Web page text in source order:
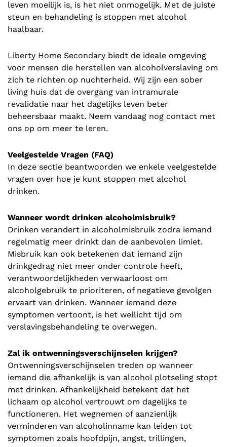
leven moeilijk is, is het niet onmogelijk. Met de juiste
steun en behandeling is stoppen met alcohol
haalbaar.
Liberty Home Secondary biedt de ideale omgeving
voor mensen die herstellen van alcoholverslaving om
zich te richten op nuchterheid. Wij zijn een sober
living huis dat de overgang van intramurale
revalidatie naar het dagelijks leven beter
beheersbaar maakt. Neem vandaag nog contact met
ons op om meer te leren.
Veelgestelde Vragen (FAQ)
In deze sectie beantwoorden we enkele veelgestelde
vragen over hoe je kunt stoppen met alcohol
drinken.
Wanneer wordt drinken alcoholmisbruik?
Drinken verandert in alcoholmisbruik zodra iemand
regelmatig meer drinkt dan de aanbevolen limiet.
Misbruik kan ook betekenen dat iemand zijn
drinkgedrag niet meer onder controle heeft,
verantwoordelijkheden verwaarloost om
alcoholgebruik te prioriteren, of negatieve gevolgen
ervaart van drinken. Wanneer iemand deze
symptomen vertoont, is het wellicht tijd om
verslavingsbehandeling te overwegen.
Zal ik ontwenningsverschijnselen krijgen?
Ontwenningsverschijnselen treden op wanneer
iemand die afhankelijk is van alcohol plotseling stopt
met drinken. Afhankelijkheid betekent dat het
lichaam op alcohol vertrouwt om dagelijks te
functioneren. Het wegnemen of aanzienlijk
verminderen van alcoholinname kan leiden tot
symptomen zoals hoofdpijn, angst, trillingen,